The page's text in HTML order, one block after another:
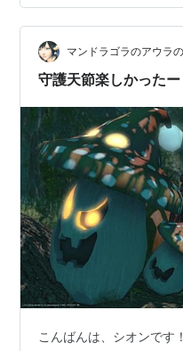
ね！今週は15日～31日
の報酬は数年ぶりにサン
年ということで、原点回
マンドラゴラのアウラ
守護天節楽しかったー
こんばんは、シオンです